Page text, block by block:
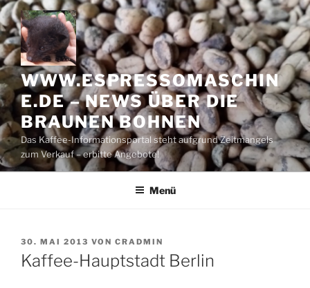
Zum
Inhalt
springen
WWW.ESPRESSOMASCHIN
E.DE – NEWS ÜBER DIE
BRAUNEN BOHNEN
Das Kaffee-Informationsportal steht aufgrund Zeitmangels
zum Verkauf – erbitte Angebote!
Menü
VERÖFFENTLICHT
AM
30. MAI 2013 VON CRADMIN
Kaffee-Hauptstadt Berlin